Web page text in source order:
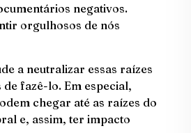
negativos.
orgulhosos de nós
a neutralizar essas raízes
fazê-lo. Em especial,
chegar até as raízes do
e, assim, ter impacto